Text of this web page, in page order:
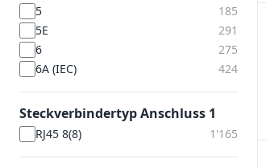
5
185
5E
291
6
275
6A (IEC)
424
Steckverbindertyp Anschluss 1
RJ45 8(8) 1'165